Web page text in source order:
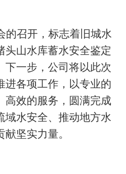
的召开，标志着旧城水
头山水库蓄水安全鉴定
下一步，公司将以此次
进各项工作，以专业的
高效的服务，圆满完成
域水安全、推动地方水
坚实力量。